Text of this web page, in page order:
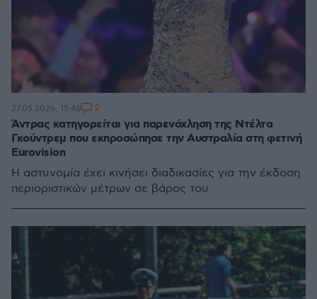
Άντρας κατηγορείται για παρενόχληση της Ντέλτα
Γκούντρεμ που εκπροσώπησε την Αυστραλία στη φετινή
Eurovision
Η αστυνομία έχει κινήσει διαδικασίες για την έκδοση
περιοριστικών μέτρων σε βάρος του
27.05.2026, 15:46 2